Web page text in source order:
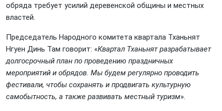
обряда требует усилий деревенской общины и местных
властей.
Председатель Народного комитета квартала Тханьнят
Нгуен Динь Там говорит: «Квартал Тханьнят разрабатывает
долгосрочный план по проведению праздничных
мероприятий и обрядов. Мы будем регулярно проводить
фестивали, чтобы сохранять и продвигать культурную
самобытность, а также развивать местный туризм».